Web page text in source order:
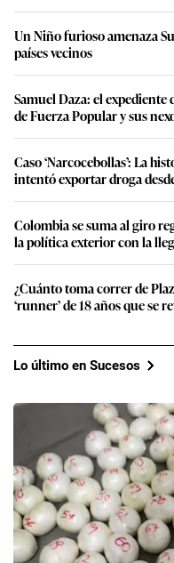
Un Niño furioso amenaza
países vecinos
Samuel Daza: el
de Fuerza Popular y sus
Caso ‘Narcocebollas’: La
intentó exportar droga
Colombia se suma al giro
la política exterior con la
¿Cuánto toma correr de
‘runner’ de 18 años que se
Lo último en Sucesos